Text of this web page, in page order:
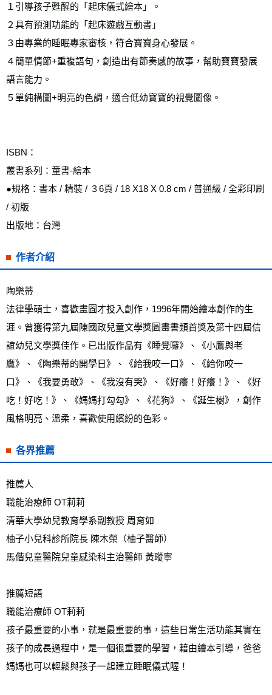
１引導孩子甦醒的「起床儀式繪本」。
２具有預測功能的「起床遊戲互動書」
３由專業的睡眠專家審核，符合寶寶身心發展。
４簡單情節+重複語句，創造出有節奏感的故事，幫助寶寶發展
語言能力。
５單純構圖+明亮的色調，適合低幼寶寶的視覺圖像。
ISBN：
叢書系列：童書-繪本
●規格：書本 / 精裝 / ３6頁 / 18 X18 X 0.8 cm / 普通級 / 全彩印刷
/ 初版
出版地：台灣
作者介紹
陶樂蒂
法律學碩士，喜歡畫圖才投入創作，1996年開始繪本創作的生
涯。曾獲得第九屆陳國政兒童文學獎圖畫書類首獎及第十四屆信
誼幼兒文學獎佳作。已出版作品有《睡覺囉》、《小鷹與老
鷹》、《陶樂蒂的開學日》、《給我咬一口》、《給你咬一
口》、《我要勇敢》、《我沒有哭》、《好癢！好癢！》、《好
吃！好吃！》、《媽媽打勾勾》、《花狗》、《誕生樹》，創作
風格明亮、溫柔，喜歡使用繽紛的色彩。
各界推薦
推薦人
職能治療師 OT莉莉
清華大學幼兒教育學系副教授 周育如
柚子小兒科診所院長 陳木榮（柚子醫師）
馬偕兒童醫院兒童感染科主治醫師 黃瑽寧
推薦短語
職能治療師 OT莉莉
孩子最重要的小事，就是最重要的事，這些日常生活功能其實在
孩子的成長過程中，是一個很重要的學習，藉由繪本引導，爸爸
媽媽也可以輕鬆與孩子一起建立睡眠儀式喔！